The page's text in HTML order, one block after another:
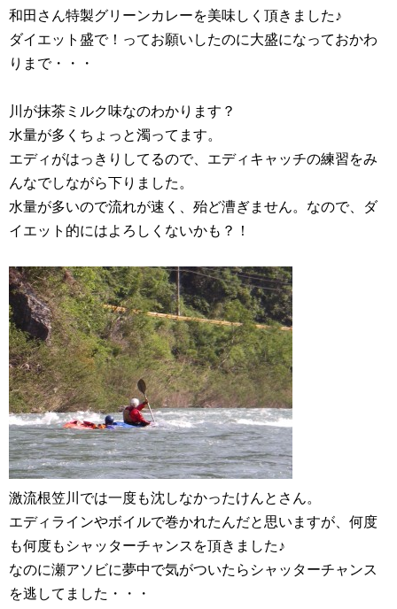
和田さん特製グリーンカレーを美味しく頂きました♪
ダイエット盛で！ってお願いしたのに大盛になっておかわ
りまで・・・
川が抹茶ミルク味なのわかります？
水量が多くちょっと濁ってます。
エディがはっきりしてるので、エディキャッチの練習をみ
んなでしながら下りました。
水量が多いので流れが速く、殆ど漕ぎません。なので、ダ
イエット的にはよろしくないかも？！
激流根笠川では一度も沈しなかったけんとさん。
エディラインやボイルで巻かれたんだと思いますが、何度
も何度もシャッターチャンスを頂きました♪
なのに瀬アソビに夢中で気がついたらシャッターチャンス
を逃してました・・・